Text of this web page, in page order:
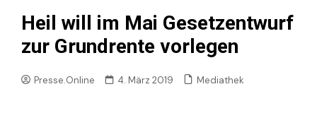
Heil will im Mai Gesetzentwurf
zur Grundrente vorlegen
Presse.Online 4. März 2019 Mediathek